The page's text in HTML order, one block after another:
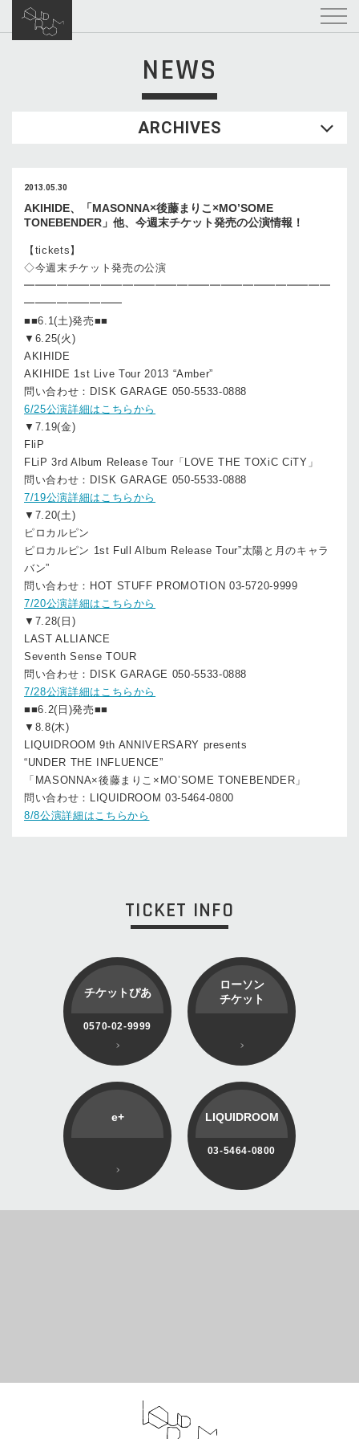
NEWS
ARCHIVES
2013.05.30
AKIHIDE、「MASONNA×後藤まりこ×MO’SOME
TONEBENDER」他、今週末チケット発売の公演情報！
【tickets】
◇今週末チケット発売の公演
━━━━━━━━━━━━━━━━━━━━━━━━━━━━
━━━━━━━━━
■■6.1(土)発売■■
▼6.25(火)
AKIHIDE
AKIHIDE 1st Live Tour 2013 “Amber”
問い合わせ：DISK GARAGE 050-5533-0888
6/25公演詳細はこちらから
▼7.19(金)
FliP
FLiP 3rd Album Release Tour「LOVE THE TOXiC CiTY」
問い合わせ：DISK GARAGE 050-5533-0888
7/19公演詳細はこちらから
▼7.20(土)
ピロカルピン
ピロカルピン 1st Full Album Release Tour”太陽と月のキャラ
バン”
問い合わせ：HOT STUFF PROMOTION 03-5720-9999
7/20公演詳細はこちらから
▼7.28(日)
LAST ALLIANCE
Seventh Sense TOUR
問い合わせ：DISK GARAGE 050-5533-0888
7/28公演詳細はこちらから
■■6.2(日)発売■■
▼8.8(木)
LIQUIDROOM 9th ANNIVERSARY presents
“UNDER THE INFLUENCE”
「MASONNA×後藤まりこ×MO’SOME TONEBENDER」
問い合わせ：LIQUIDROOM 03-5464-0800
8/8公演詳細はこちらから
TICKET INFO
チケットぴあ
0570-02-9999
ローソン
チケット
e+ LIQUIDROOM
03-5464-0800